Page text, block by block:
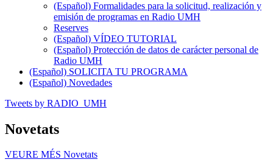
(Español) Formalidades para la solicitud, realización y
emisión de programas en Radio UMH
Reserves
(Español) VÍDEO TUTORIAL
(Español) Protección de datos de carácter personal de
Radio UMH
(Español) SOLICITA TU PROGRAMA
(Español) Novedades
Tweets by RADIO_UMH
Novetats
VEURE MÉS Novetats